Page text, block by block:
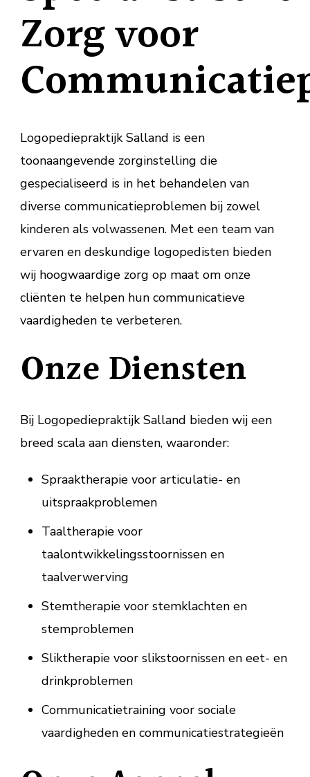
Zorg voor
Logopediepraktijk Salland is een
toonaangevende zorginstelling die
gespecialiseerd is in het behandelen van
diverse communicatieproblemen bij zowel
kinderen als volwassenen. Met een team van
ervaren en deskundige logopedisten bieden
wij hoogwaardige zorg op maat om onze
cliënten te helpen hun communicatieve
vaardigheden te verbeteren.
Onze Diensten
Bij Logopediepraktijk Salland bieden wij een
breed scala aan diensten, waaronder:
Spraaktherapie voor articulatie- en
uitspraakproblemen
Taaltherapie voor
taalontwikkelingsstoornissen en
taalverwerving
Stemtherapie voor stemklachten en
stemproblemen
Sliktherapie voor slikstoornissen en eet- en
drinkproblemen
Communicatietraining voor sociale
vaardigheden en communicatiestrategieën